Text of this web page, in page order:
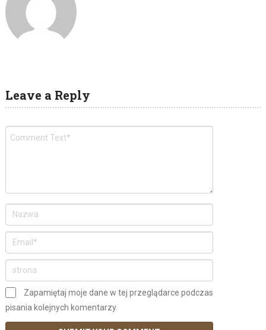
Leave a Reply
Zapamiętaj moje dane w tej przeglądarce podczas
pisania kolejnych komentarzy.